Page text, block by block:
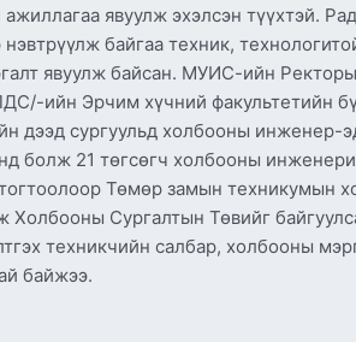
явуулж эхэлсэн түүхтэй.
байгаа техник,
явуулж байсан. МУИС-ийн
ийн Эрчим хүчний факультетийн
дээд сургуульд холбооны инженер-
болж 21 төгсөгч холбооны
Төмөр замын техникумын
Холбооны Сургалтын Төвийг
техникчийн салбар, холбооны
байжээ.